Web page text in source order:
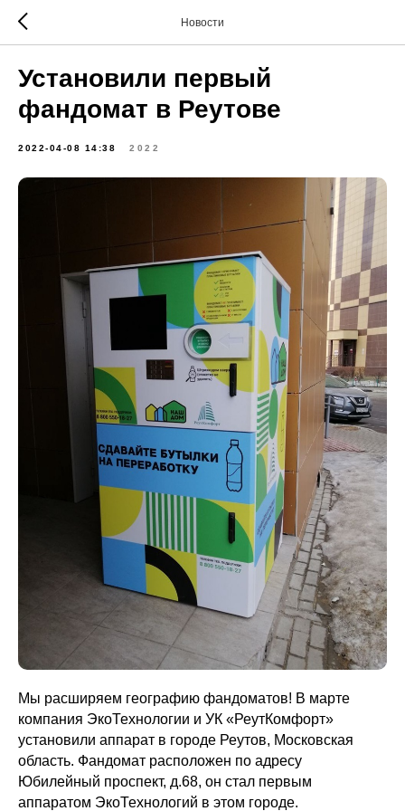
Новости
Установили первый
фандомат в Реутове
2022-04-08 14:38 2022
Мы расширяем географию фандоматов! В марте
компания ЭкоТехнологии и УК «РеутКомфорт»
установили аппарат в городе Реутов, Московская
область. Фандомат расположен по адресу
Юбилейный проспект, д.68, он стал первым
аппаратом ЭкоТехнологий в этом городе.